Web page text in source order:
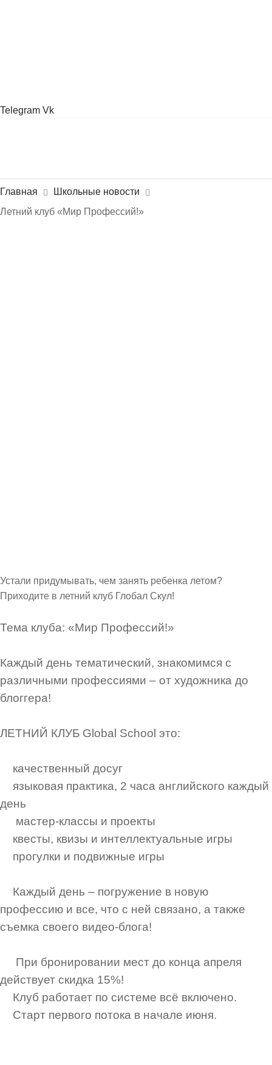
Telegram Vk
Главная
Школьные новости
Летний клуб «Мир Профессий!» ⁣⁣
Устали придумывать, чем занять ребенка летом?
Приходите в летний клуб Глобал Скул! ⁣⁣⠀
Тема клуба: «Мир Профессий!» ⁣⁣⠀
Каждый день тематический, знакомимся с
различными профессиями – от художника до
блоггера! ⁣⁣⠀
ЛЕТНИЙ КЛУБ Global School это:⁣⁣⠀
качественный досуг ⁣⁣⠀
языковая практика, 2 часа английского каждый
день⁣⁣⠀
мастер-классы и проекты⁣⁣⠀
квесты, квизы и интеллектуальные игры⁣⁣⠀
прогулки и подвижные игры⁣⁣⠀
‍Каждый день – погружение в новую
профессию и все, что с ней связано, а также
съемка своего видео-блога!
При бронировании мест до конца апреля
действует скидка 15%!⁣⁣⠀
Клуб работает по системе всё включено.⁣⁣⠀
Старт первого потока в начале июня.⁣⁣⠀